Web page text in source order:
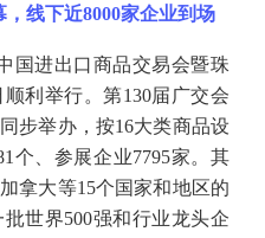
，线下近8000家企业到场
国进出口商品交易会暨珠
利举行。第130届广交会
步举办，按16大类商品设
个、参展企业7795家。其
拿大等15个国家和地区的
世界500强和行业龙头企